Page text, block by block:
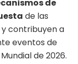
de
de las
y contribuyen a
eventos de
de 2026.